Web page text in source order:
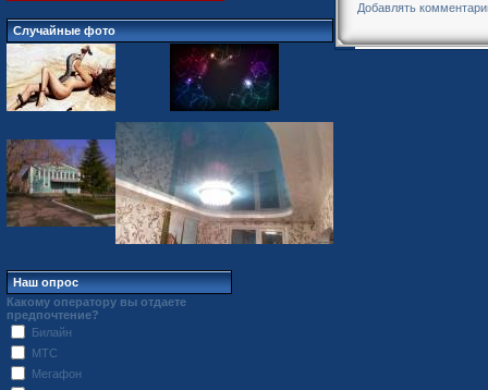
Случайные фото
Наш опрос
Какому оператору вы отдаете
предпочтение?
Билайн
МТС
Мегафон
Добавлять